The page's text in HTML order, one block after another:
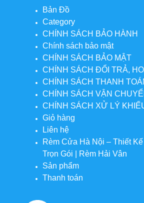
Bản Đồ
Category
CHÍNH SÁCH BẢO HÀNH
Chính sách bảo mật
CHÍNH SÁCH BẢO MẬT
CHÍNH SÁCH ĐỔI TRẢ,
CHÍNH SÁCH THANH
CHÍNH SÁCH VẬN
CHÍNH SÁCH XỬ LÝ
Giỏ hàng
Liên hệ
Rèm Cửa Hà Nội – Thiết
Trọn Gói | Rèm Hải Vân
Sản phẩm
Thanh toán